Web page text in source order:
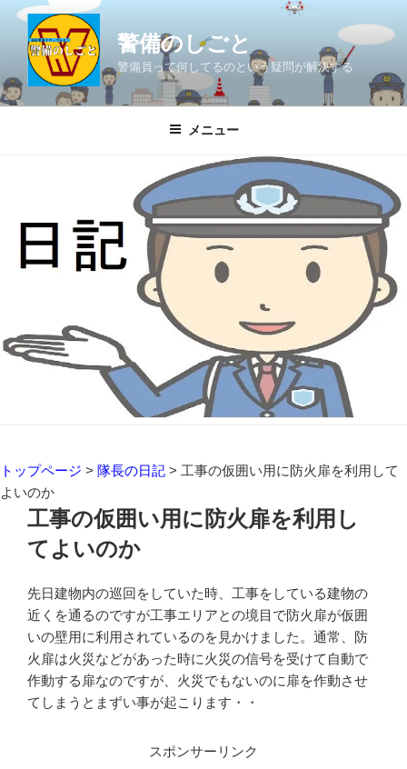
ン
ツ
警備のしごと
警備員って何してるのという疑問が解決する
メニュー
トップページ > 隊長の日記 > 工事の仮囲い用に防火扉を利用して
よいのか
工事の仮囲い用に防火扉を利用し
てよいのか
先日建物内の巡回をしていた時、工事をしている建物の
近くを通るのですが工事エリアとの境目で防火扉が仮囲
いの壁用に利用されているのを見かけました。通常、防
火扉は火災などがあった時に火災の信号を受けて自動で
作動する扉なのですが、火災でもないのに扉を作動させ
てしまうとまずい事が起こります・・
スポンサーリンク